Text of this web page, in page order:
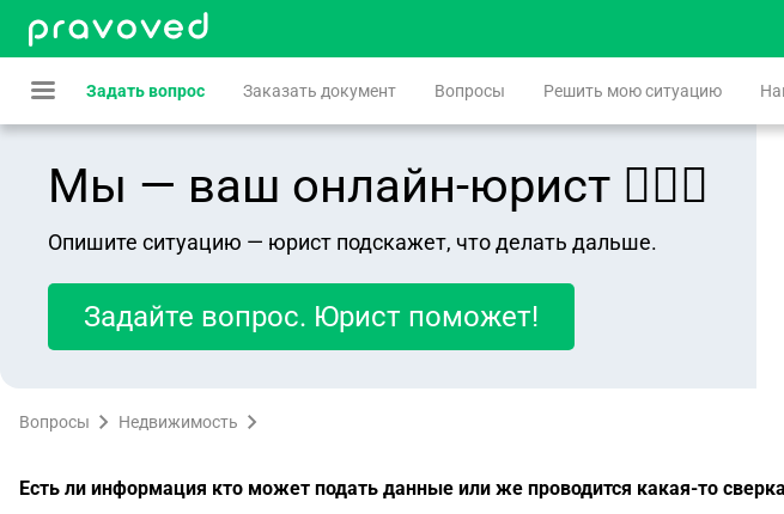
Задать вопрос Заказать документ Вопросы Решить мою ситуацию
Мы — ваш онлайн-юрист 👨🏻‍⚖️
Опишите ситуацию — юрист подскажет, что делать дальше.
Задайте вопрос. Юрист поможет!
Вопросы Недвижимость
Есть ли информация кто может подать данные или же проводится какая-то